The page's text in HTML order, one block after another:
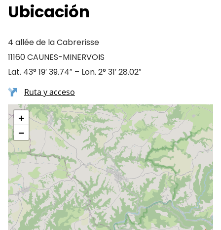
Ubicación
4 allée de la Cabrerisse
11160 CAUNES-MINERVOIS
Lat. 43° 19′ 39.74″ – Lon. 2° 31′ 28.02″
Ruta y acceso
+
−